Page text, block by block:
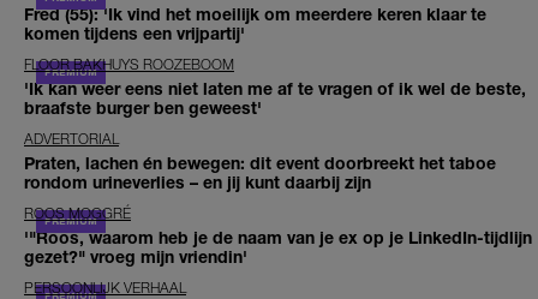
Fred (55): 'Ik vind het moeilijk om meerdere keren klaar te
komen tijdens een vrijpartij'
FLOOR BAKHUYS ROOZEBOOM
'Ik kan weer eens niet laten me af te vragen of ik wel de beste,
braafste burger ben geweest'
ADVERTORIAL
Praten, lachen én bewegen: dit event doorbreekt het taboe
rondom urineverlies – en jij kunt daarbij zijn
ROOS MOGGRÉ
'"Roos, waarom heb je de naam van je ex op je LinkedIn-tijdlijn
gezet?" vroeg mijn vriendin'
PERSOONLIJK VERHAAL